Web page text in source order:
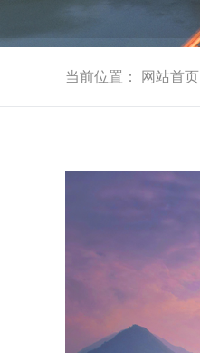
当前位置： 网站首页